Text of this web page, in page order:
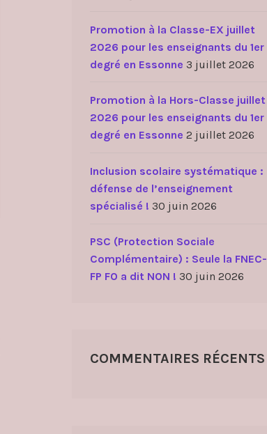
Promotion à la Classe-EX juillet
2026 pour les enseignants du 1er
degré en Essonne 3 juillet 2026
Promotion à la Hors-Classe juillet
2026 pour les enseignants du 1er
degré en Essonne 2 juillet 2026
Inclusion scolaire systématique :
défense de l’enseignement
spécialisé ! 30 juin 2026
PSC (Protection Sociale
Complémentaire) : Seule la FNEC-
FP FO a dit NON ! 30 juin 2026
COMMENTAIRES RÉCENTS